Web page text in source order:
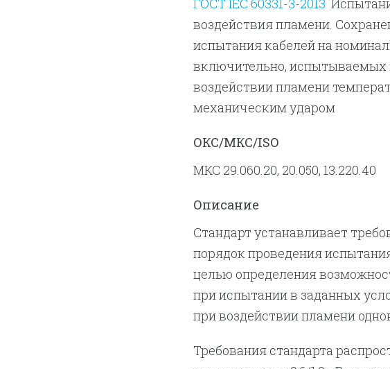
ГОСТ IEC 60331-3-2013
воздействия пламени.
испытания кабелей на
включительно, испытываемых
воздействии пламени
механическим ударом
ОКС/МКС/ISO
МКС 29.060.20, 20.050, 13.220.40
Описание
Стандарт устанавливает
порядок проведения
целью определения
при испытании в заданных
при воздействии пламени
Требования стандарта